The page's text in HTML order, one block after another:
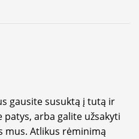
gausite susuktą į tutą ir
arba galite užsakyti
mus. Atlikus rėminimą